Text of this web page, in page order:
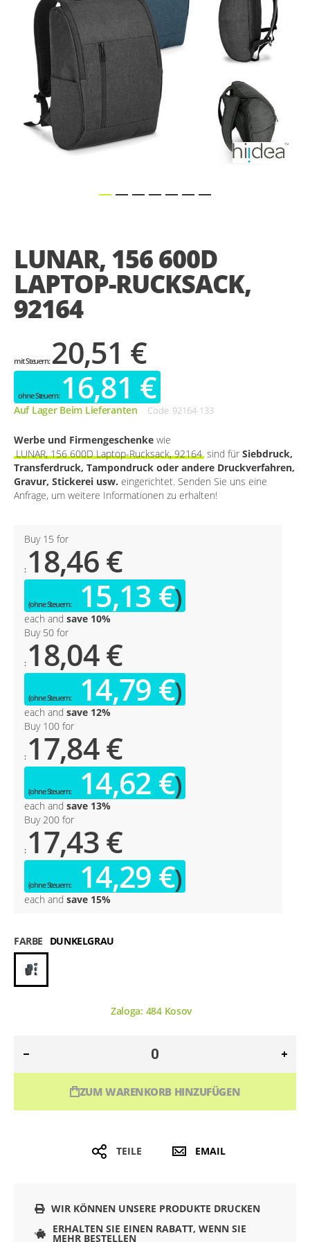
beginning
of
images
gallery
LUNAR, 156 600D
LAPTOP-RUCKSACK,
92164
20,51 €
16,81 €
Auf Lager Beim Lieferanten Code 92164-133
Werbe und Firmengeschenke wie
LUNAR, 156 600D Laptop-Rucksack, 92164 sind für Siebdruck,
Transferdruck, Tampondruck oder andere Druckverfahren,
Gravur, Stickerei usw. eingerichtet. Senden Sie uns eine
Anfrage, um weitere Informationen zu erhalten!
Buy 15 for
18,46 €
15,13 €
each and save 10%
Buy 50 for
18,04 €
14,79 €
each and save 12%
Buy 100 for
17,84 €
14,62 €
each and save 13%
Buy 200 for
17,43 €
14,29 €
each and save 15%
FARBE DUNKELGRAU
Zaloga: 484Kosov
ZUM WARENKORB HINZUFÜGEN
TEILE EMAIL
WIR KÖNNEN UNSERE PRODUKTE DRUCKEN
ERHALTEN SIE EINEN RABATT, WENN SIE
MEHR BESTELLEN